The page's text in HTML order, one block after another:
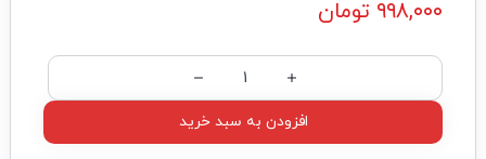
۹۹۸,۰۰۰ تومان
افزودن به سبد خرید